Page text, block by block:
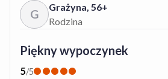
niezapomnianych doświadczeń nad
nadzieję, że będziemy mieli
wizyty w Świnoujściu. Z wyrazami
Recepcji Radisson Blu Resort,
G
Grażyna 56+
Rodzina
Piękny wypoczynek
5/5